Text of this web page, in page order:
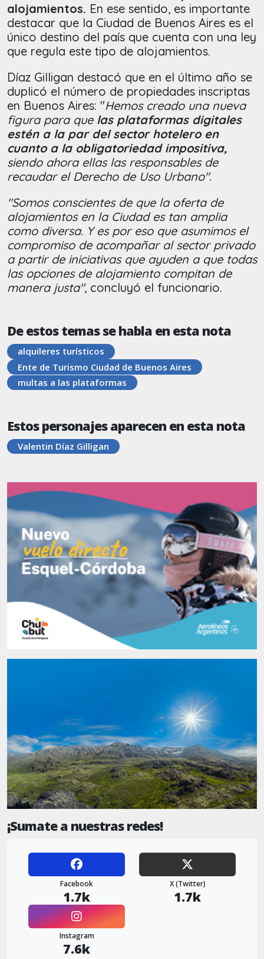
alojamientos. En ese sentido, es importante
destacar que la Ciudad de Buenos Aires es el
único destino del país que cuenta con una ley
que regula este tipo de alojamientos.
Díaz Gilligan destacó que en el último año se
duplicó el número de propiedades inscriptas
en Buenos Aires: "Hemos creado una nueva
figura para que las plataformas digitales
estén a la par del sector hotelero en
cuanto a la obligatoriedad impositiva,
siendo ahora ellas las responsables de
recaudar el Derecho de Uso Urbano".
"Somos conscientes de que la oferta de
alojamientos en la Ciudad es tan amplia
como diversa. Y es por eso que asumimos el
compromiso de acompañar al sector privado
a partir de iniciativas que ayuden a que todas
las opciones de alojamiento compitan de
manera justa", concluyó el funcionario.
De estos temas se habla en esta nota
alquileres turísticos
Ente de Turismo Ciudad de Buenos Aires
multas a las plataformas
Estos personajes aparecen en esta nota
Valentin Díaz Gilligan
¡Sumate a nuestras redes!
Facebook
1.7k
X (Twitter)
1.7k
Instagram
7.6k